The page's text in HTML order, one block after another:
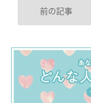
前の記事